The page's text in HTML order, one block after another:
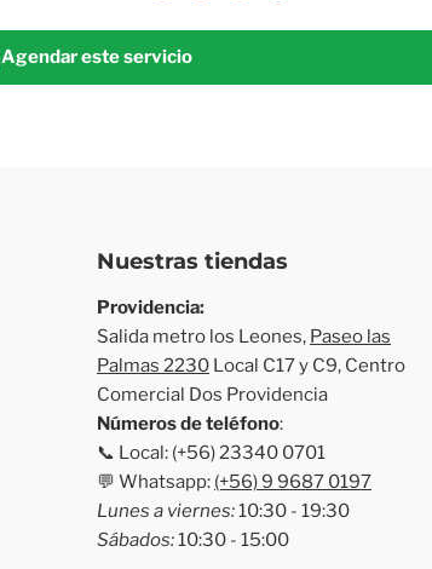
Agendar este servicio
Nuestras tiendas
Providencia:
Salida metro los Leones, Paseo las
Palmas 2230 Local C17 y C9, Centro
Comercial Dos Providencia
Números de teléfono:
📞 Local: (+56) 23340 0701
💬 Whatsapp: (+56) 9 9687 0197
Lunes a viernes:10:30 - 19:30
Sábados:10:30 - 15:00